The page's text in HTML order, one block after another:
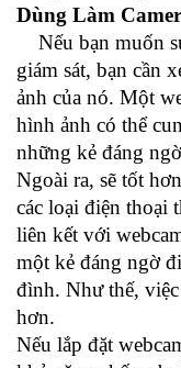
Dùng Làm
Nếu bạn muốn
giám sát, bạn cần
ảnh của nó. Một
hình ảnh có thể
những kẻ đáng
Ngoài ra, sẽ tốt
các loại điện thoại
liên kết với
một kẻ đáng ngờ
đình. Như thế,
hơn.
Nếu lắp đặt